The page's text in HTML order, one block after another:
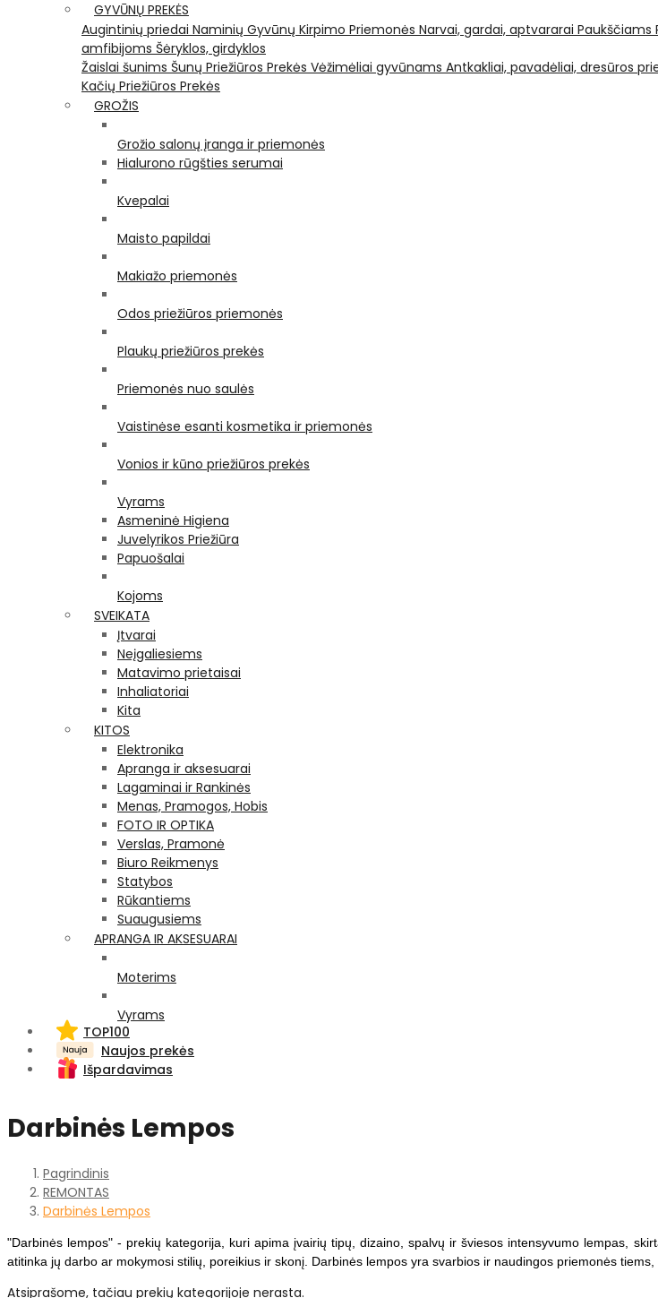
GYVŪNŲ PREKĖS
Augintinių priedai Naminių Gyvūnų Kirpimo Priemonės Narvai, gardai, aptvararai Paukščiams
amfibijoms Šėryklos, girdyklos
Žaislai šunims Šunų Priežiūros Prekės Vėžimėliai gyvūnams Antkakliai, pavadėliai, dresūros
Kačių Priežiūros Prekės
GROŽIS
Grožio salonų įranga ir priemonės
Hialurono rūgšties serumai
Kvepalai
Maisto papildai
Makiažo priemonės
Odos priežiūros priemonės
Plaukų priežiūros prekės
Priemonės nuo saulės
Vaistinėse esanti kosmetika ir priemonės
Vonios ir kūno priežiūros prekės
Vyrams
Asmeninė Higiena
Juvelyrikos Priežiūra
Papuošalai
Kojoms
SVEIKATA
Įtvarai
Neįgaliesiems
Matavimo prietaisai
Inhaliatoriai
Kita
KITOS
Elektronika
Apranga ir aksesuarai
Lagaminai ir Rankinės
Menas, Pramogos, Hobis
FOTO IR OPTIKA
Verslas, Pramonė
Biuro Reikmenys
Statybos
Rūkantiems
Suaugusiems
APRANGA IR AKSESUARAI
Moterims
Vyrams
TOP100
Naujos prekės
Išpardavimas
Darbinės Lempos
Pagrindinis
REMONTAS
Darbinės Lempos
"Darbinės lempos" - prekių kategorija, kuri apima įvairių tipų, dizaino, spalvų ir šviesos intensyvumo lempas,
atitinka jų darbo ar mokymosi stilių, poreikius ir skonį. Darbinės lempos yra svarbios ir naudingos priemonės
Atsiprašome, tačiau prekių kategorijoje nerasta.